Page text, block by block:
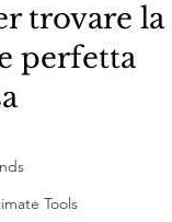
Tools
trovare la
perfetta